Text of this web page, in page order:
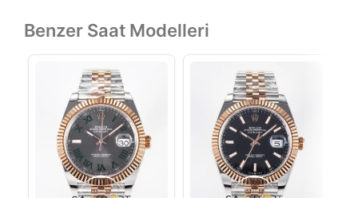
Benzer Saat Modelleri